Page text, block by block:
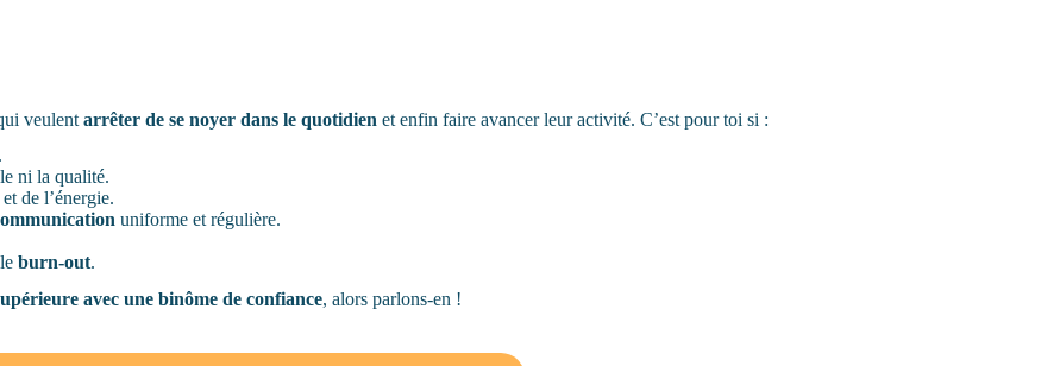
veulent arrêter de se noyer dans le quotidien et enfin faire avancer leur activité. C’est pour toi si :
ni la qualité.
de l’énergie.
uniforme et régulière.
burn-out.
avec une binôme de confiance, alors parlons-en !